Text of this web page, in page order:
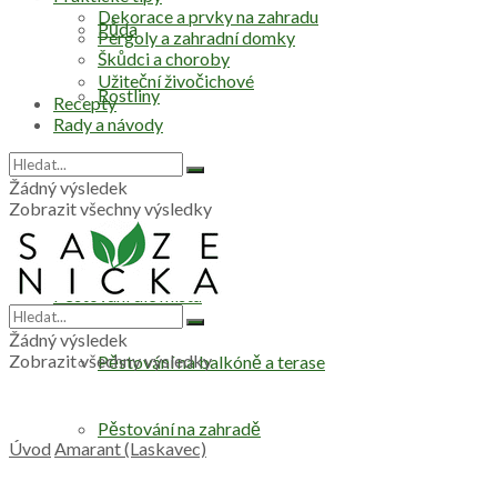
Půda
Rostliny
Zelenina
Pěstování dle místa
Pěstování na balkóně a terase
Pěstování na zahradě
Dekorace a prvky na zahradu
Pergoly a zahradní domky
Škůdci a choroby
Užiteční živočichové
Recepty
Rady a návody
Žádný výsledek
Zobrazit všechny výsledky
Žádný výsledek
Zobrazit všechny výsledky
Úvod Amarant (Laskavec)